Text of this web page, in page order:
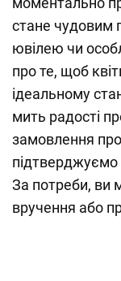
стане чудовим
ювілею чи
про те, щоб
ідеальному
мить радості
замовлення
За потреби, ви
вручення або